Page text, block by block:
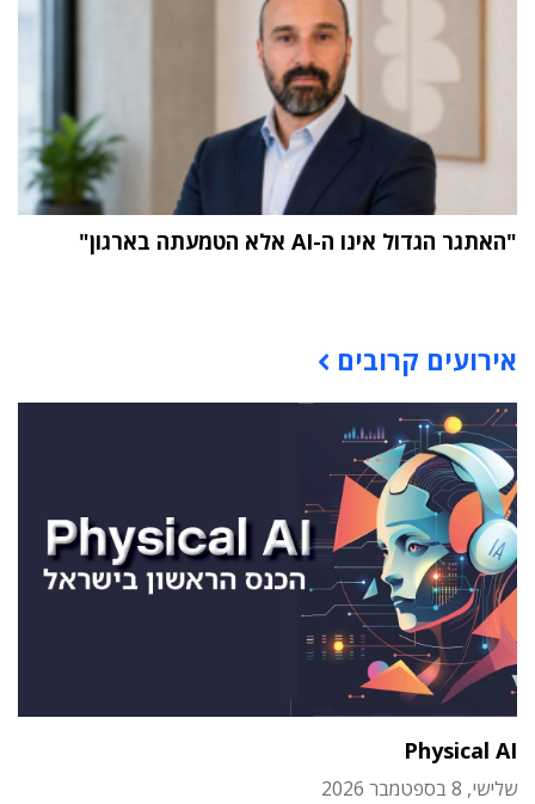
"האתגר הגדול אינו ה-AI אלא הטמעתה בארגון"
אירועים קרובים
Physical AI
שלישי, 8 בספטמבר 2026